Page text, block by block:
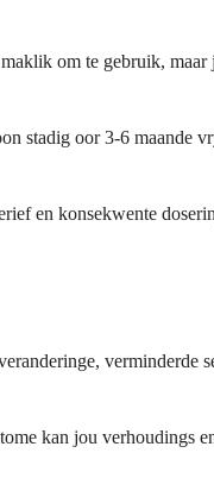
om te gebruik,
stadig oor 3-6 maande
en konsekwente
verminderde
kan jou verhoudings